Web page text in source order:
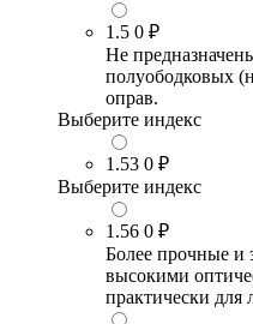
1.5 0 ₽
Не
полуободковых
оправ.
Выберите индекс
1.53 0 ₽
Выберите индекс
1.56 0 ₽
Более прочные и
высокими
практически для